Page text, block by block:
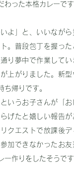
わった本格カレーです
よ」と、いいながら
。普段包丁を握った
り夢中で作業してい
上がりました。新型
ち帰りです。
いうお子さんが「お
げたと嬉しい報告が
クエストで放課後デ
加できなかったお友
ー作りをしたそうです